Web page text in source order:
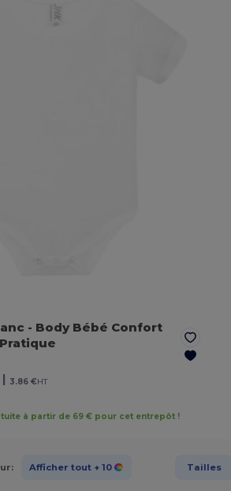
- Body Bébé Confort
| 3.86 €HT
à partir de 69 € pour cet entrepôt !
Afficher tout + 10 Tailles